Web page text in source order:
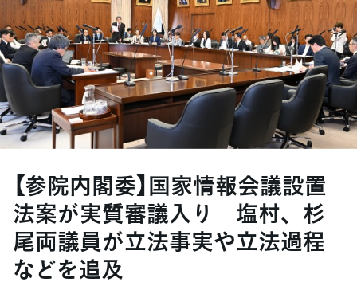
【参院内閣委】国家情報会議設置
法案が実質審議入り 塩村、杉
尾両議員が立法事実や立法過程
などを追及